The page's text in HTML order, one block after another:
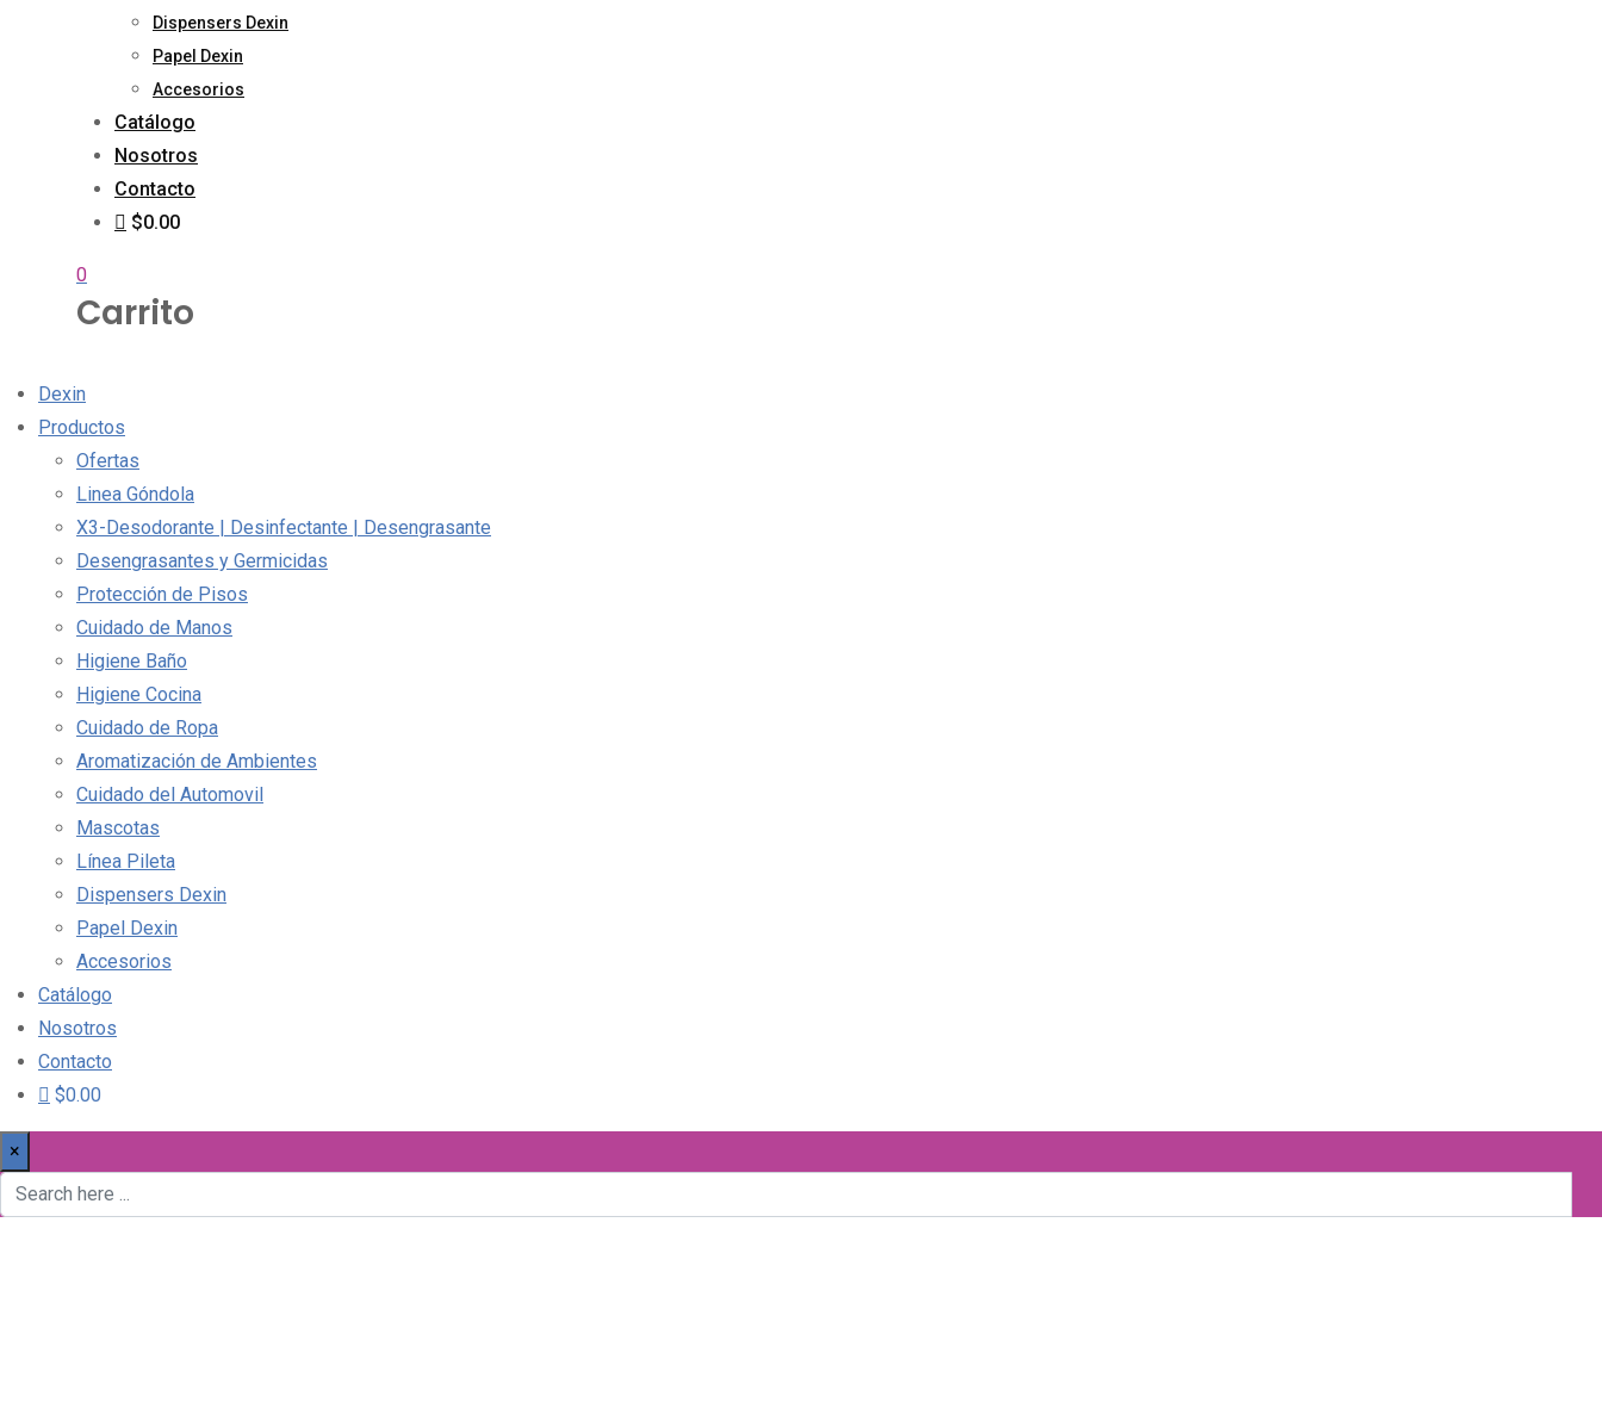
Dispensers Dexin
Papel Dexin
Accesorios
Catálogo
Nosotros
Contacto
$0.00
0
Carrito
Dexin
Productos
Ofertas
Linea Góndola
X3-Desodorante | Desinfectante | Desengrasante
Desengrasantes y Germicidas
Protección de Pisos
Cuidado de Manos
Higiene Baño
Higiene Cocina
Cuidado de Ropa
Aromatización de Ambientes
Cuidado del Automovil
Mascotas
Línea Pileta
Dispensers Dexin
Papel Dexin
Accesorios
Catálogo
Nosotros
Contacto
$0.00
×